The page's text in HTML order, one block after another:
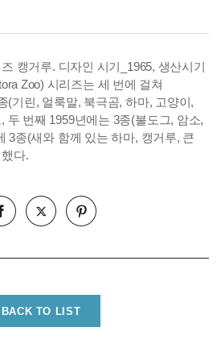
캥거루. 디자인 시기_1965, 생산시기
Zoo) 시리즈는 세 번에 걸쳐
(기린, 얼룩말, 북극곰, 하마, 고양이,
두 번째 1959년에는 3종(불도그, 암소,
3종(새와 함께 있는 하마, 캥거루, 큰
다.
BACK TO LIST